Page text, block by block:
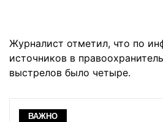
Журналист отметил, что по
источников в
выстрелов было четыре.
ВАЖНО